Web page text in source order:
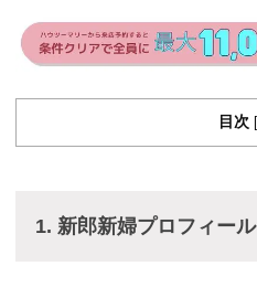
目次
1. 新郎新婦プロフィール